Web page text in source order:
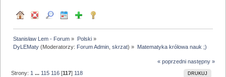
Stanisław Lem - Forum » Polski»
DyLEMaty (Moderatorzy: Forum Admin ,skrzat) » Matematyka królowa nauk ;)
« poprzedni następny »
DRUKUJ
Strony: 1 ... 115 116 [117] 118